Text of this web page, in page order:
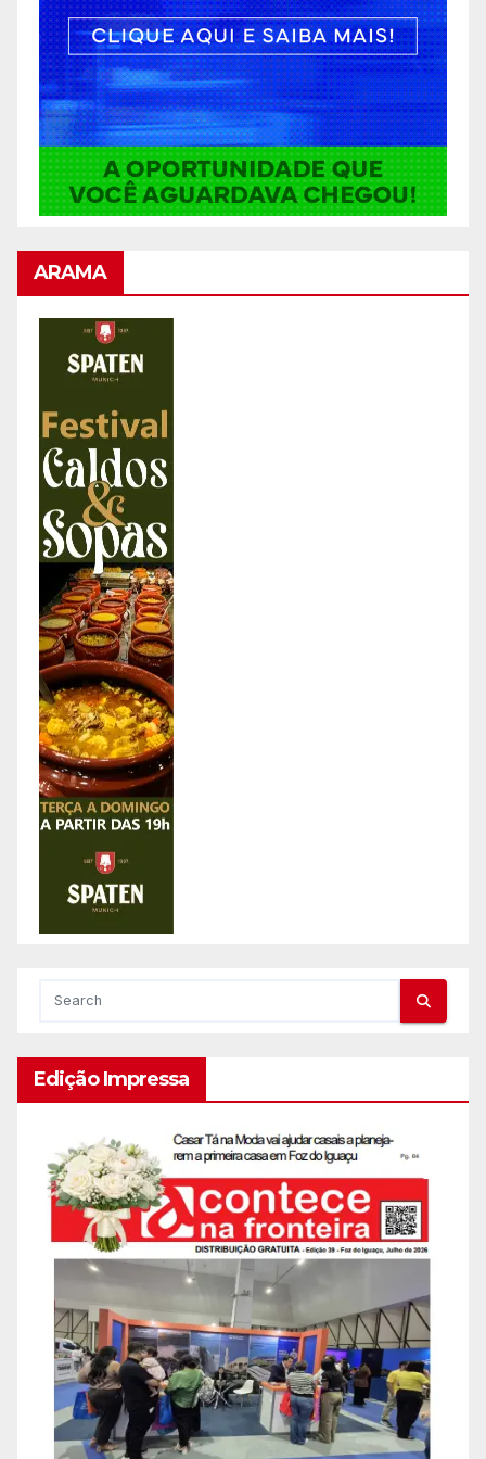
ARAMA
Edição Impressa